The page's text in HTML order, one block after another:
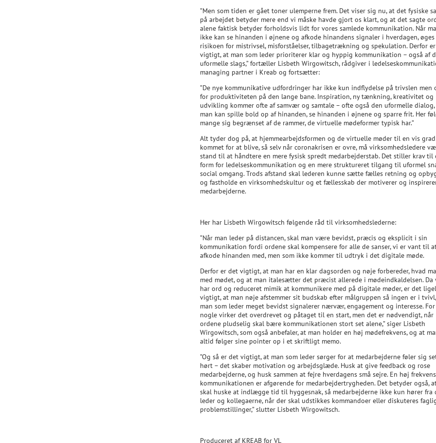
”Men som tiden er gået toner ulemperne frem. Det viser sig nu, at det fysiske
på arbejdet betyder mere end vi måske havde gjort os klart, og at det sagte
alene faktisk betyder forholdsvis lidt for vores samlede kommunikation. Når
ikke kan se hinanden i øjnene og afkode hinandens signaler i hverdagen, øges
risikoen for mistrivsel, misforståelser, tilbagetrækning og spekulation. Derfor
vigtigt, at man som leder prioriterer klar og hyppig kommunikation – også af
uformelle slags,” fortæller Lisbeth Wirgowitsch, rådgiver i
managing partner i Kreab og fortsætter:
”De nye kommunikative udfordringer har ikke kun indflydelse på trivslen men
for produktiviteten på den lange bane. Inspiration, ny tænkning, kreativitet og
udvikling kommer ofte af samvær og samtale – ofte også den uformelle
man kan spille bold op af hinanden, se hinanden i øjnene og sparre frit. Her
mange sig begrænset af de rammer, de virtuelle mødeformer typisk har.”
Alt tyder dog på, at hjemmearbejdsformen og de virtuelle møder til en vis
kommet for at blive, så selv når coronakrisen er ovre, må virksomhedsledere
stand til at håndtere en mere fysisk spredt medarbejderstab. Det stiller krav til
form for ledelseskommunikation og en mere struktureret tilgang til uformel
social omgang. Trods afstand skal lederen kunne sætte fælles retning og
og fastholde en virksomhedskultur og et fællesskab der motiverer og
medarbejderne.
Her har Lisbeth Wirgowitsch følgende råd til virksomhedslederne:
”Når man leder på distancen, skal man være bevidst, præcis og eksplicit i sin
kommunikation fordi ordene skal kompensere for alle de sanser, vi er vant til
afkode hinanden med, men som ikke kommer til udtryk i det digitale møde.
Derfor er det vigtigt, at man har en klar dagsorden og nøje forbereder, hvad
med mødet, og at man italesætter det præcist allerede i mødeindkaldelsen. Da
har ord og reduceret mimik at kommunikere med på digitale møder, er det
vigtigt, at man nøje afstemmer sit budskab efter målgruppen så ingen er i
man som leder meget bevidst signalerer nærvær, engagement og interesse. For
nogle virker det overdrevet og påtaget til en start, men det er nødvendigt, når
ordene pludselig skal bære kommunikationen stort set alene,” siger Lisbeth
Wirgowitsch, som også anbefaler, at man holder en høj mødefrekvens, og at
altid følger sine pointer op i et skriftligt memo.
”Og så er det vigtigt, at man som leder sørger for at medarbejderne føler sig
hørt – det skaber motivation og arbejdsglæde. Husk at give feedback og rose
medarbejderne, og husk sammen at fejre hverdagens små sejre. En høj
kommunikationen er afgørende for medarbejdertrygheden. Det betyder også,
skal huske at indlægge tid til hyggesnak, så medarbejderne ikke kun hører fra
leder og kollegaerne, når der skal udstikkes kommandoer eller diskuteres
problemstillinger,” slutter Lisbeth Wirgowitsch.
Produceret af KREAB for VL